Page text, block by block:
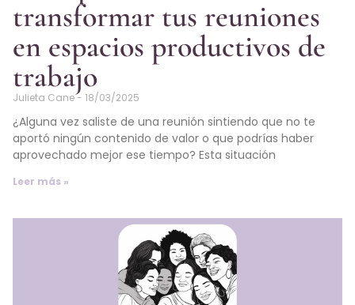
transformar tus reuniones
en espacios productivos de
trabajo
Julieta Cane 18/03/2025
¿Alguna vez saliste de una reunión sintiendo que no te
aportó ningún contenido de valor o que podrías haber
aprovechado mejor ese tiempo? Esta situación
Leer más »